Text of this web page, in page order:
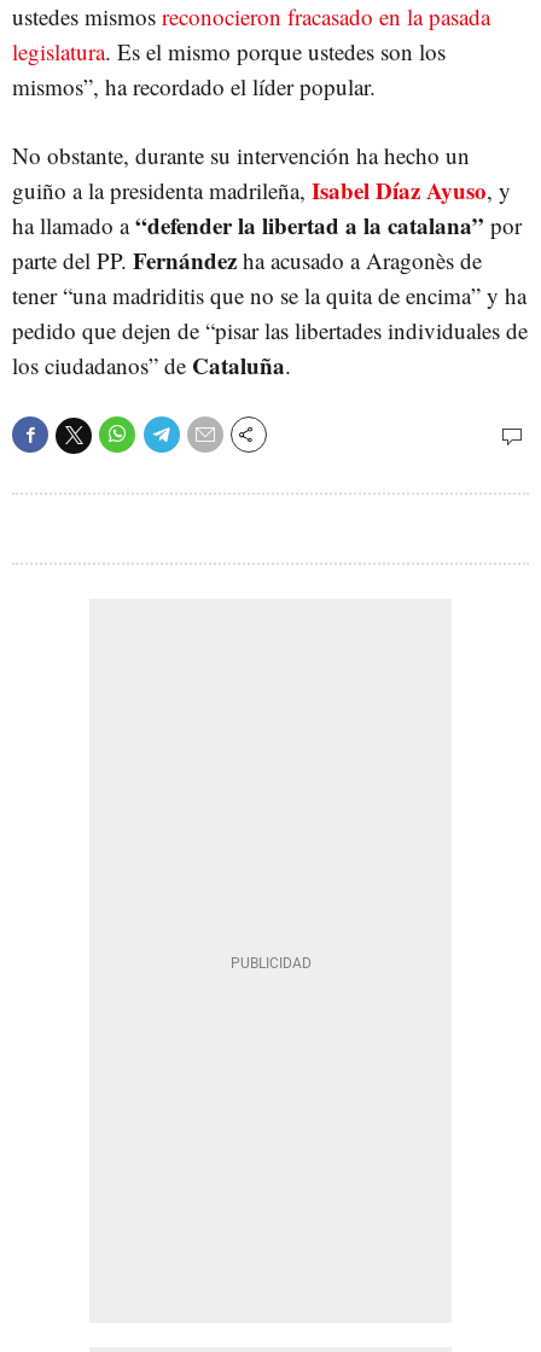
ustedes mismos reconocieron fracasado en la pasada
legislatura. Es el mismo porque ustedes son los
mismos”, ha recordado el líder popular.
No obstante, durante su intervención ha hecho un
guiño a la presidenta madrileña, Isabel Díaz Ayuso, y
ha llamado a“defender la libertad a la catalana” por
parte del PP. Fernández ha acusado a Aragonès de
tener “una madriditis que no se la quita de encima” y ha
pedido que dejen de “pisar las libertades individuales de
los ciudadanos” de Cataluña.